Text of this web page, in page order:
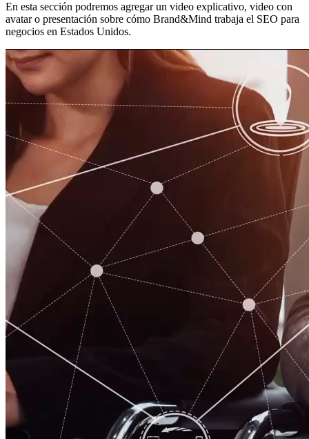
En esta sección podremos agregar un video explicativo, video con
avatar o presentación sobre cómo Brand&Mind trabaja el SEO para
negocios en Estados Unidos.
Así trabajamos tu SEO